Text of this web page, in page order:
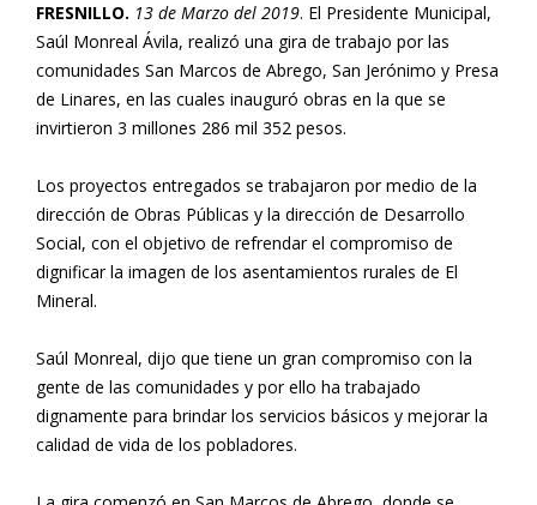
FRESNILLO. 13 de Marzo del 2019. El Presidente Municipal,
Saúl Monreal Ávila, realizó una gira de trabajo por las
comunidades San Marcos de Abrego, San Jerónimo y Presa
de Linares, en las cuales inauguró obras en la que se
invirtieron 3 millones 286 mil 352 pesos.
Los proyectos entregados se trabajaron por medio de la
dirección de Obras Públicas y la dirección de Desarrollo
Social, con el objetivo de refrendar el compromiso de
dignificar la imagen de los asentamientos rurales de El
Mineral.
Saúl Monreal, dijo que tiene un gran compromiso con la
gente de las comunidades y por ello ha trabajado
dignamente para brindar los servicios básicos y mejorar la
calidad de vida de los pobladores.